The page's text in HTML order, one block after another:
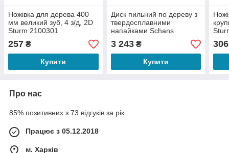
Ножівка для дерева 400
мм великий зуб, 4 з/д, 2D
Sturm 2100301
257 ₴
Купити
Диск пильний по дереву з
твердосплавними
напайками Schans
500х50х4,0мм; 24 зуба
3 243₴
Купити
306
Про нас
85% позитивних з 73 відгуків за рік
Працює з 05.12.2018
м. Харків